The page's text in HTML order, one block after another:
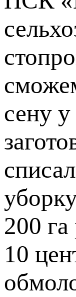
сену
200
10